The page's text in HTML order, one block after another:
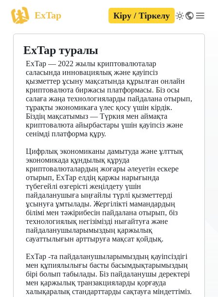
ExTap Кіру / Тіркелу
ExTap туралы
ExTap — 2022 жылы криптовалюталар
саласында инновациялық және қауіпсіз
қызметтер ұсыну мақсатында құрылған онлайн
криптовалюта биржасы платформасы. Біз осы
салаға жаңа технологияларды пайдалана отырып,
тұрақты экономикаға үлес қосу үшін кірдік.
Біздің мақсатымыз — Түркия мен аймақта
криптовалюта айырбастары үшін қауіпсіз және
сенімді платформа құру.
Цифрлық экономиканы дамытуда және ұлттық
экономикада құндылық құруда
криптовалюталардың жоғары әлеуетін ескере
отырып, ExTap елдің қаржы нарығында
түбегейлі өзгерісті жеңілдету үшін
пайдаланушыға ыңғайлы түрлі қызметтерді
ұсынуға ұмтылады. Жергілікті мамандардың
білімі мен тәжірибесін пайдалана отырып, біз
технологиялық негізімізді нығайтуға және
пайдаланушыларымыздың қаржылық
сауаттылығын арттыруға мақсат қойдық.
ExTap -та пайдаланушыларымыздың қауіпсіздігі
мен құпиялылығы басты басымдықтарымыздың
бірі болып табылады. Біз пайдаланушы деректері
мен қаржылық транзакцияларды қорғауда
халықаралық стандарттарды сақтауға міндеттіміз.